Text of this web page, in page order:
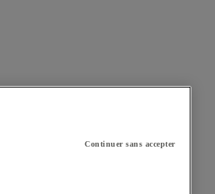
Continuer sans accepter